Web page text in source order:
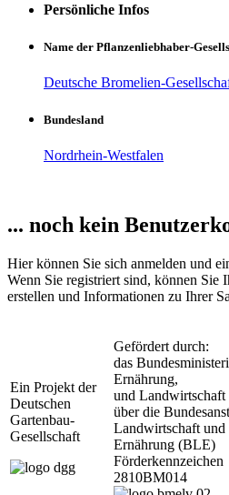
Persönliche Infos
Name der Pflanzenliebhaber-
Deutsche Bromelien-
Bundesland
Nordrhein-Westfalen
... noch kein
Hier können Sie sich anmelden und
Wenn Sie registriert sind, können Sie
erstellen und Informationen zu Ihrer
Ein Projekt der
Deutschen
Gartenbau-
Gesellschaft
Gefördert durch:
das
Ernährung,
und
über die
Landwirtschaft und
Ernährung (BLE)
Förderkennzeichen
2810BM014